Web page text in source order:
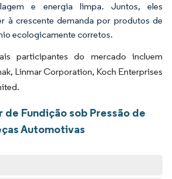
e energia limpa. Juntos, eles
à crescente demanda por produtos de
ecologicamente corretos.
participantes do mercado incluem
Linmar Corporation, Koch Enterprises
Fundição sob Pressão de
Automotivas